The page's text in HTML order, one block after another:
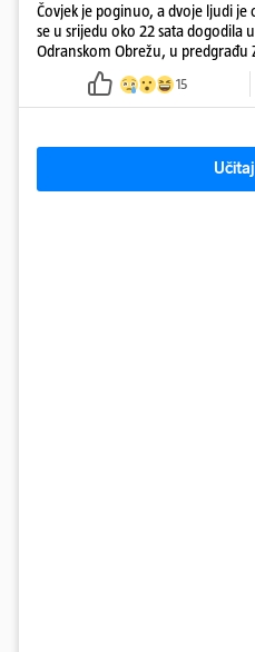
Čovjek je poginuo, a dvoje ljudi
se u srijedu oko 22 sata dogodila
Odranskom Obrežu, u predgrađu
neutvrđenih razloga sletio s
prepolovilo.
15